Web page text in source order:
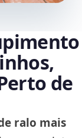
de
ralo mais